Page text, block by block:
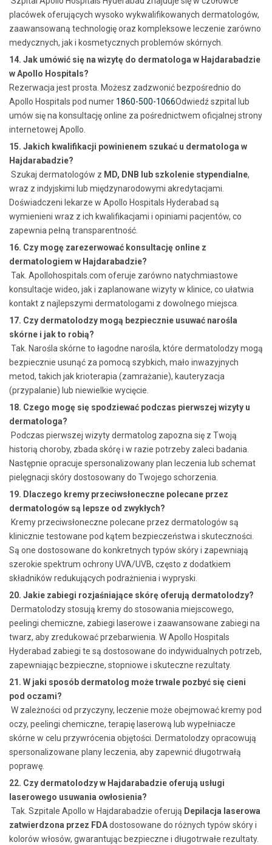
placówek oferujących wysoko wykwalifikowanych dermatologów,
zaawansowaną technologię oraz kompleksowe leczenie zarówno
medycznych, jak i kosmetycznych problemów skórnych.
14. Jak umówić się na wizytę do dermatologa w Hajdarabadzie
w Apollo Hospitals?
Rezerwacja jest prosta. Możesz zadzwonić bezpośrednio do
Apollo Hospitals pod numer 1860-500-1066Odwiedź szpital lub
umów się na konsultację online za pośrednictwem oficjalnej strony
internetowej Apollo.
15. Jakich kwalifikacji powinienem szukać u dermatologa w
Hajdarabadzie?
Szukaj dermatologów z MD, DNB lub szkolenie stypendialne,
wraz z indyjskimi lub międzynarodowymi akredytacjami.
Doświadczeni lekarze w Apollo Hospitals Hyderabad są
wymienieni wraz z ich kwalifikacjami i opiniami pacjentów, co
zapewnia pełną transparentność.
16. Czy mogę zarezerwować konsultację online z
dermatologiem w Hajdarabadzie?
Tak. Apollohospitals.com oferuje zarówno natychmiastowe
konsultacje wideo, jak i zaplanowane wizyty w klinice, co ułatwia
kontakt z najlepszymi dermatologami z dowolnego miejsca.
17. Czy dermatolodzy mogą bezpiecznie usuwać narośla
skórne i jak to robią?
Tak. Narośla skórne to łagodne narośla, które dermatolodzy mogą
bezpiecznie usunąć za pomocą szybkich, mało inwazyjnych
metod, takich jak krioterapia (zamrażanie), kauteryzacja
(przypalanie) lub niewielkie wycięcie.
18. Czego mogę się spodziewać podczas pierwszej wizyty u
dermatologa?
Podczas pierwszej wizyty dermatolog zapozna się z Twoją
historią choroby, zbada skórę i w razie potrzeby zaleci badania.
Następnie opracuje spersonalizowany plan leczenia lub schemat
pielęgnacji skóry dostosowany do Twojego schorzenia.
19. Dlaczego kremy przeciwsłoneczne polecane przez
dermatologów są lepsze od zwykłych?
Kremy przeciwsłoneczne polecane przez dermatologów są
klinicznie testowane pod kątem bezpieczeństwa i skuteczności.
Są one dostosowane do konkretnych typów skóry i zapewniają
szerokie spektrum ochrony UVA/UVB, często z dodatkiem
składników redukujących podrażnienia i wypryski.
20. Jakie zabiegi rozjaśniające skórę oferują dermatolodzy?
Dermatolodzy stosują kremy do stosowania miejscowego,
peelingi chemiczne, zabiegi laserowe i zaawansowane zabiegi na
twarz, aby zredukować przebarwienia. W Apollo Hospitals
Hyderabad zabiegi te są dostosowane do indywidualnych potrzeb,
zapewniając bezpieczne, stopniowe i skuteczne rezultaty.
21. W jaki sposób dermatolog może trwale pozbyć się cieni
pod oczami?
W zależności od przyczyny, leczenie może obejmować kremy pod
oczy, peelingi chemiczne, terapię laserową lub wypełniacze
skórne w celu przywrócenia objętości. Dermatolodzy opracowują
spersonalizowane plany leczenia, aby zapewnić długotrwałą
poprawę.
22. Czy dermatolodzy w Hajdarabadzie oferują usługi
laserowego usuwania owłosienia?
Tak. Szpitale Apollo w Hajdarabadzie oferują Depilacja laserowa
zatwierdzona przez FDAdostosowane do różnych typów skóry i
kolorów włosów, gwarantując bezpieczne i długotrwałe rezultaty.